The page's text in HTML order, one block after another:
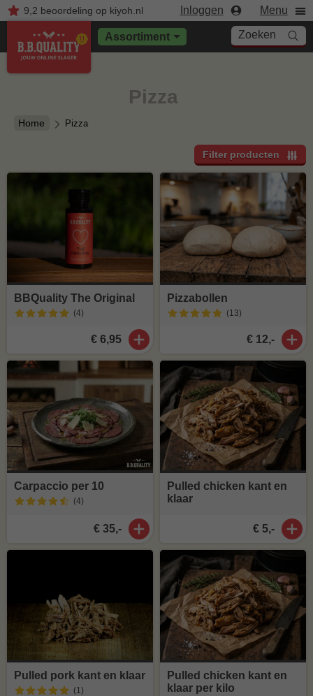
9,2 beoordelingop kiyoh.nl Inloggen Menu
Assortiment Zoeken
Home Pizza
Pizza
Filter producten
BBQuality The Original
(4)
€ 6,95
Pizzabollen
(13)
€ 12,-
Carpaccio per 10
(4)
€ 35,-
Pulled chicken kant en
klaar
€ 5,-
Pulled pork kant en klaar
(1 )
Pulled chicken kant en
klaar per kilo